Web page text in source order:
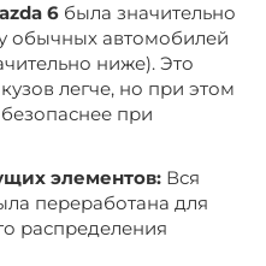
6 была значительно
обычных автомобилей
ниже). Это
легче, но при этом
при
элементов: Вся
переработана для
распределения